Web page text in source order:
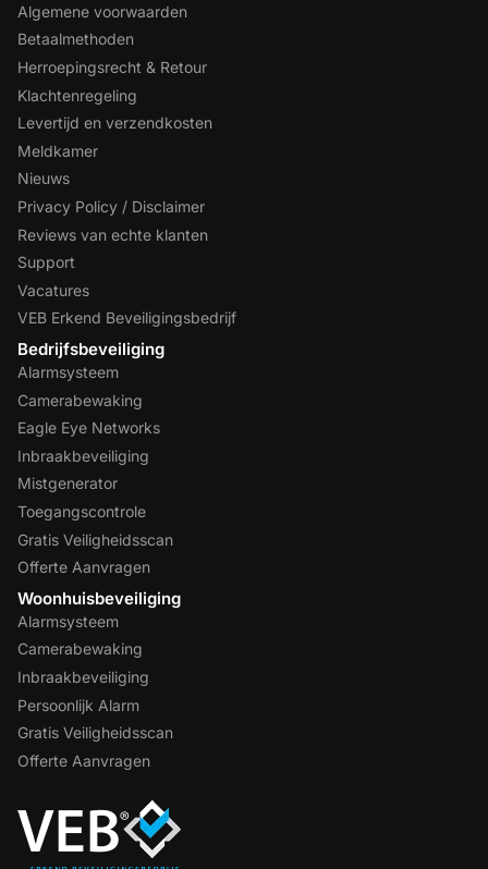
Algemene voorwaarden
Betaalmethoden
Herroepingsrecht & Retour
Klachtenregeling
Levertijd en verzendkosten
Meldkamer
Nieuws
Privacy Policy / Disclaimer
Reviews van echte klanten
Support
Vacatures
VEB Erkend Beveiligingsbedrijf
Bedrijfsbeveiliging
Alarmsysteem
Camerabewaking
Eagle Eye Networks
Inbraakbeveiliging
Mistgenerator
Toegangscontrole
Gratis Veiligheidsscan
Offerte Aanvragen
Woonhuisbeveiliging
Alarmsysteem
Camerabewaking
Inbraakbeveiliging
Persoonlijk Alarm
Gratis Veiligheidsscan
Offerte Aanvragen